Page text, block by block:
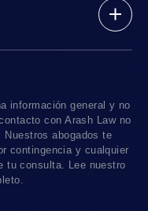
información general y no
con Arash Law no
Nuestros abogados te
contingencia y cualquier
tu consulta. Lee nuestro